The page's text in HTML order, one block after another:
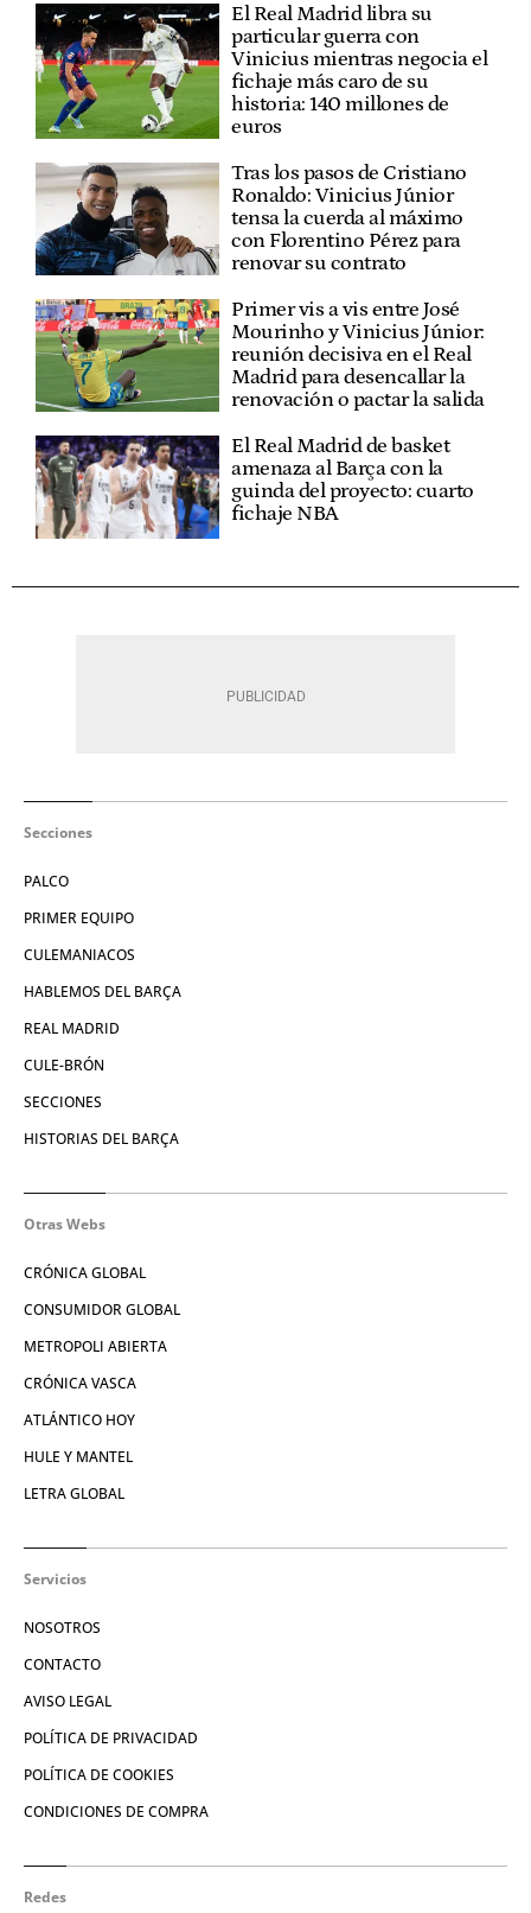
El Real Madrid libra su
particular guerra con
Vinicius mientras negocia el
fichaje más caro de su
historia: 140 millones de
euros
Tras los pasos de Cristiano
Ronaldo: Vinicius Júnior
tensa la cuerda al máximo
con Florentino Pérez para
renovar su contrato
Primer vis a vis entre José
Mourinho y Vinicius Júnior:
reunión decisiva en el Real
Madrid para desencallar la
renovación o pactar la salida
El Real Madrid de basket
amenaza al Barça con la
guinda del proyecto: cuarto
fichaje NBA
Secciones
PALCO
PRIMER EQUIPO
CULEMANIACOS
HABLEMOS DEL BARÇA
REAL MADRID
CULE-BRÓN
SECCIONES
HISTORIAS DEL BARÇA
Otras Webs
CRÓNICA GLOBAL
CONSUMIDOR GLOBAL
METROPOLI ABIERTA
CRÓNICA VASCA
ATLÁNTICO HOY
HULE Y MANTEL
LETRA GLOBAL
Servicios
NOSOTROS
CONTACTO
AVISO LEGAL
POLÍTICA DE PRIVACIDAD
POLÍTICA DE COOKIES
CONDICIONES DE COMPRA
Redes